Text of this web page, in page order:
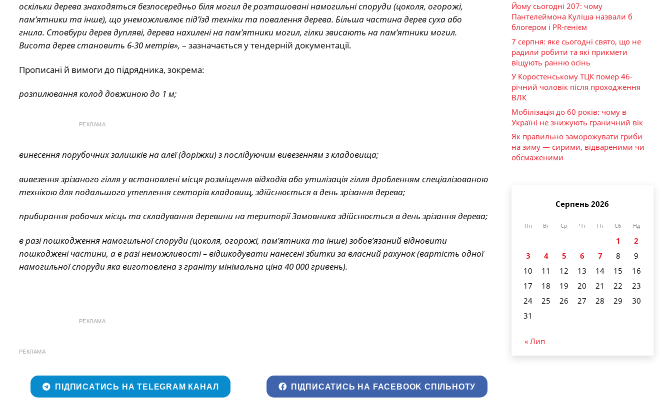
оскільки дерева знаходяться безпосередньо біля могил де розташовані намогильні споруди (цоколя, огорожі,
пам’ятники та інше), що унеможливлює під’їзд техніки та повалення дерева. Більша частина дерев суха або
гнила. Стовбури дерев дупляві, дерева нахилені на пам’ятники могил, гілки звисають на пам’ятники могил.
Висота дерев становить 6-30 метрів», – зазначається у тендерній документації.
Прописані й вимоги до підрядника, зокрема:
розпилювання колод довжиною до 1 м;
РЕКЛАМА
винесення порубочних залишків на алеї (доріжки) з послідуючим вивезенням з кладовища;
вивезення зрізаного гілля у встановлені місця розміщення відходів або утилізація гілля дробленням спеціалізованою
технікою для подальшого утеплення секторів кладовищ, здійснюється в день зрізання дерева;
прибирання робочих місць та складування деревини на території Замовника здійснюється в день зрізання дерева;
в разі пошкодження намогильної споруди (цоколя, огорожі, пам’ятника та інше) зобов’язаний відновити
пошкоджені частини, а в разі неможливості – відшкодувати нанесені збитки за власний рахунок (вартість одної
намогильної споруди яка виготовлена з граніту мінімальна ціна 40 000 гривень).
РЕКЛАМА
РЕКЛАМА
ПІДПИСАТИСЬ НА TELEGRAM КАНАЛ ПІДПИСАТИСЬ НА FACEBOOK СПІЛЬНОТУ
Йому сьогодні 207: чому
Пантелеймона Куліша назвали б
блогером і PR-генієм
7 серпня: яке сьогодні свято, що не
радили робити та які прикмети
віщують ранню осінь
У Коростенському ТЦК помер 46-
річний чоловік після проходження
ВЛК
Мобілізація до 60 років: чому в
Україні не знижують граничний вік
Як правильно заморожувати гриби
на зиму — сирими, відвареними чи
обсмаженими
Серпень 2026
Пн Вт Ср Чт Пт Сб Нд
1
2
3
4 5 6 7 8
9
10
11 12 13 14 15
16
17
18 19 20 21 22
23
24
25 26 27 28 29
30
31
« Лип